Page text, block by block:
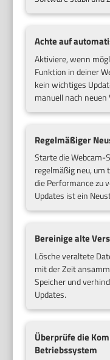
Achte auf
Aktiviere, wenn
Funktion in deiner
kein wichtiges
manuell nach
Regelmäßiger
Starte die Webcam-
regelmäßig neu, um
die Performance zu
Updates ist ein
Bereinige alte
Lösche veraltete
mit der Zeit
Speicher und
Updates.
Überprüfe die
Betriebssystem